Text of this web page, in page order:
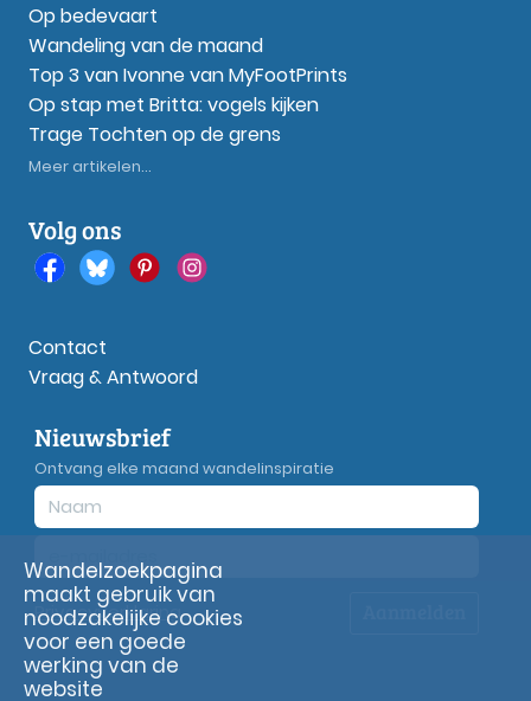
Op bedevaart
Wandeling van de maand
Top 3 van Ivonne van MyFootPrints
Op stap met Britta: vogels kijken
Trage Tochten op de grens
Meer artikelen...
Volg ons
Contact
Vraag & Antwoord
Nieuwsbrief
Ontvang elke maand wandelinspiratie
Privacyverklaring
Wandelzoekpagina
maakt gebruik van
noodzakelijke cookies
voor een goede
werking van de
website